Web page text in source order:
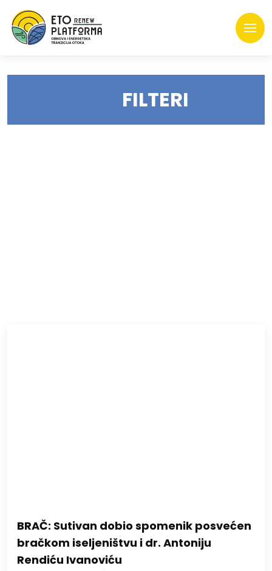
FILTERI
BRAČ: Sutivan dobio spomenik posvećen
bračkom iseljeništvu i dr. Antoniju
Rendiću Ivanoviću